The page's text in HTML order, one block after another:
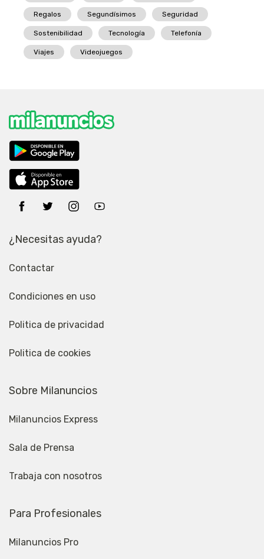
Regalos Segundísimos Seguridad
Sostenibilidad Tecnología Telefonía
Viajes Videojuegos
¿Necesitas ayuda?
Contactar
Condiciones en uso
Politica de privacidad
Politica de cookies
Sobre Milanuncios
Milanuncios Express
Sala de Prensa
Trabaja con nosotros
Para Profesionales
Milanuncios Pro